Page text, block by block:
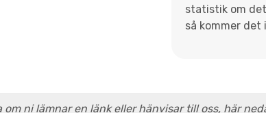
statistik om
så kommer
om ni lämnar en länk eller hänvisar till oss, här